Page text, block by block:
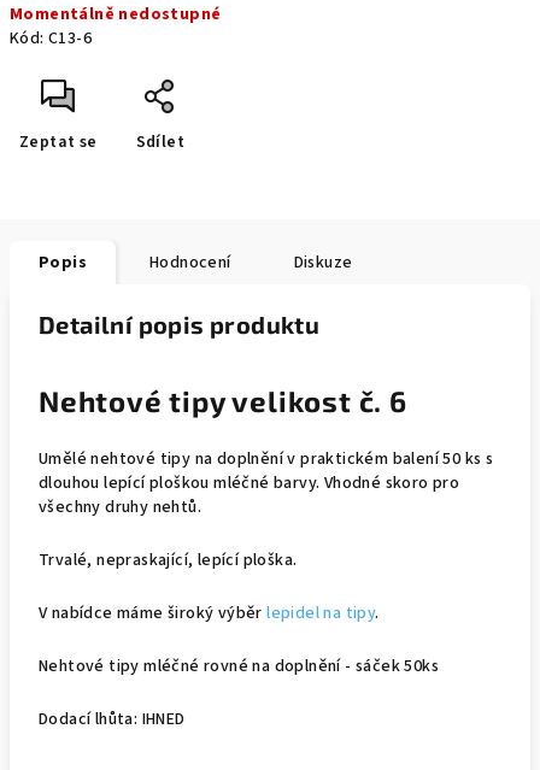
cena:
Momentálně nedostupné
Kód: C13-6
Zeptat se Sdílet
Popis Hodnocení Diskuze
Detailní popis produktu
Nehtové tipy velikost č. 6
Umělé nehtové tipy na doplnění v praktickém balení 50 ks s
dlouhou lepící ploškou mléčné barvy. Vhodné skoro pro
všechny druhy nehtů.
Trvalé, nepraskající, lepící ploška.
V nabídce máme široký výběrlepidel na tipy.
Nehtové tipy mléčné rovné na doplnění - sáček 50ks
Dodací lhůta: IHNED